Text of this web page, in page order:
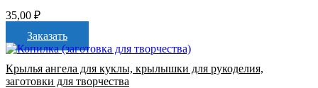
35,00 ₽
Заказать
Крылья ангела для куклы, крылышки для рукоделия,
заготовки для творчества